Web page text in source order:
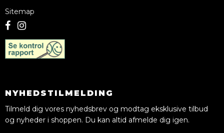
Sitemap
NYHEDSTILMELDING
Tilmeld dig vores nyhedsbrev og modtag eksklusive tilbud
og nyheder i shoppen. Du kan altid afmelde dig igen.